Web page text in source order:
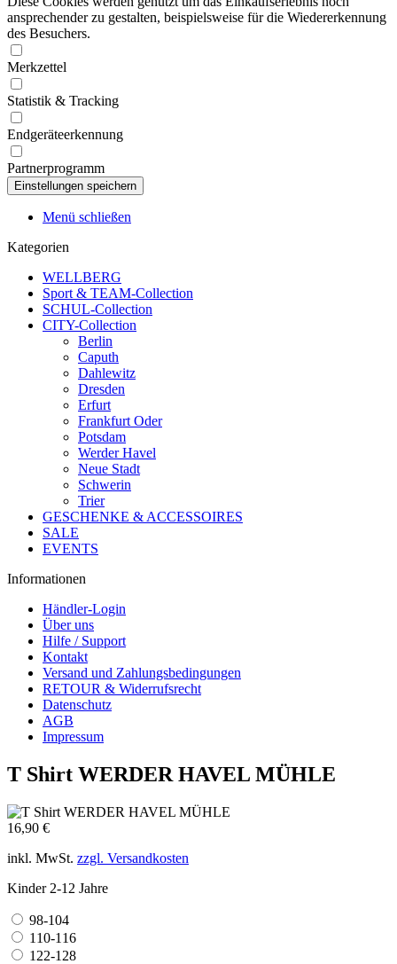
ansprechender zu gestalten, beispielsweise für die Wiedererkennung
des Besuchers.
Merkzettel
Statistik & Tracking
Endgeräteerkennung
Partnerprogramm
Menü schließen
Kategorien
WELLBERG
Sport & TEAM-Collection
SCHUL-Collection
CITY-Collection
Berlin
Caputh
Dahlewitz
Dresden
Erfurt
Frankfurt Oder
Potsdam
Werder Havel
Neue Stadt
Schwerin
Trier
GESCHENKE & ACCESSOIRES
SALE
EVENTS
Informationen
Händler-Login
Über uns
Hilfe / Support
Kontakt
Versand und Zahlungsbedingungen
RETOUR & Widerrufsrecht
Datenschutz
AGB
Impressum
T Shirt WERDER HAVEL MÜHLE
16,90 €
inkl. MwSt. zzgl. Versandkosten
Kinder 2-12 Jahre
98-104
110-116
122-128